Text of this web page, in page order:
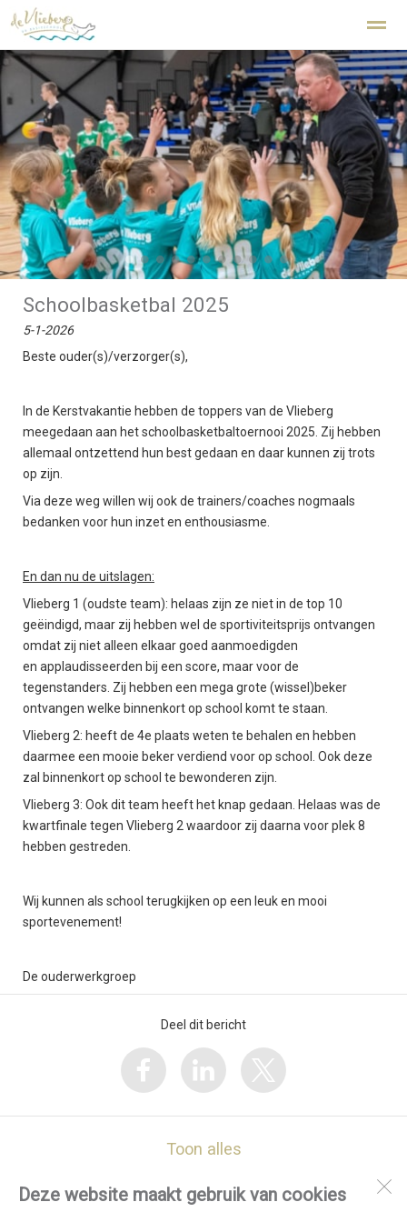
Kindcentrum De Vlieberg Den Helder
Home Zoeken Nieuws Agenda
Deze website maakt gebruik van cookies
● ● ● ● ● ● ● ● ● ● ●
Schoolbasketbal 2025
5-1-2026
Beste ouder(s)/verzorger(s),
In de Kerstvakantie hebben de toppers van de Vlieberg
meegedaan aan het schoolbasketbaltoernooi 2025. Zij hebben
allemaal ontzettend hun best gedaan en daar kunnen zij trots
op zijn.
Via deze weg willen wij ook de trainers/coaches nogmaals
bedanken voor hun inzet en enthousiasme.
En dan nu de uitslagen:
Vlieberg 1 (oudste team): helaas zijn ze niet in de top 10
geëindigd, maar zij hebben wel de sportiviteitsprijs ontvangen
omdat zij niet alleen elkaar goed aanmoedigden
en applaudisseerden bij een score, maar voor de
tegenstanders. Zij hebben een mega grote (wissel)beker
ontvangen welke binnenkort op school komt te staan.
Vlieberg 2: heeft de 4e plaats weten te behalen en hebben
daarmee een mooie beker verdiend voor op school. Ook deze
zal binnenkort op school te bewonderen zijn.
Vlieberg 3: Ook dit team heeft het knap gedaan. Helaas was de
kwartfinale tegen Vlieberg 2 waardoor zij daarna voor plek 8
hebben gestreden.
Wij kunnen als school terugkijken op een leuk en mooi
sportevenement!
De ouderwerkgroep
Deel dit bericht
Toon alles